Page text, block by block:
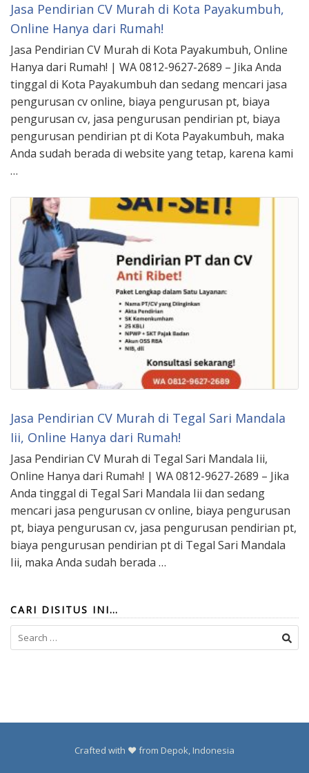
Jasa Pendirian CV Murah di Kota Payakumbuh,
Online Hanya dari Rumah!
Jasa Pendirian CV Murah di Kota Payakumbuh, Online
Hanya dari Rumah! | WA 0812-9627-2689 – Jika Anda
tinggal di Kota Payakumbuh dan sedang mencari jasa
pengurusan cv online, biaya pengurusan pt, biaya
pengurusan cv, jasa pengurusan pendirian pt, biaya
pengurusan pendirian pt di Kota Payakumbuh, maka
Anda sudah berada di website yang tetap, karena kami
…
Jasa Pendirian CV Murah di Tegal Sari Mandala
Iii, Online Hanya dari Rumah!
Jasa Pendirian CV Murah di Tegal Sari Mandala Iii,
Online Hanya dari Rumah! | WA 0812-9627-2689 – Jika
Anda tinggal di Tegal Sari Mandala Iii dan sedang
mencari jasa pengurusan cv online, biaya pengurusan
pt, biaya pengurusan cv, jasa pengurusan pendirian pt,
biaya pengurusan pendirian pt di Tegal Sari Mandala
Iii, maka Anda sudah berada …
CARI DISITUS INI…
Search
for:
Crafted with ❤️ from Depok, Indonesia